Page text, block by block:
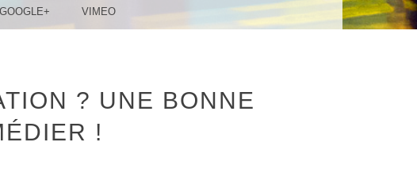
GOOGLE+ VIMEO
? UNE BONNE
!